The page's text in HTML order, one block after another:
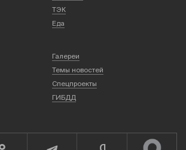
ТЭК
Еда
Галереи
Темы новостей
Спецпроекты
ГИБДД